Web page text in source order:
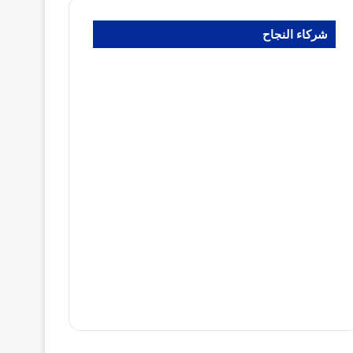
شركاء النجاح